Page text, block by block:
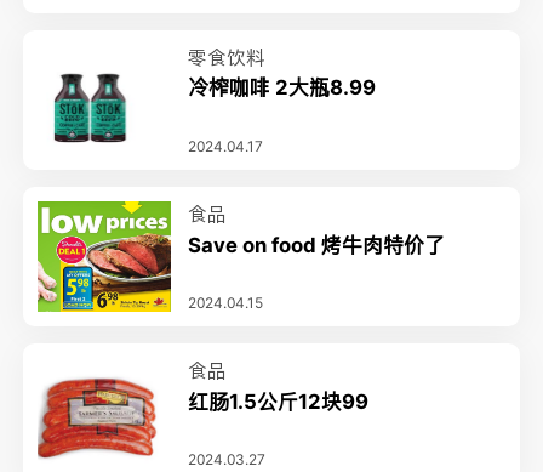
零食饮料
冷榨咖啡 2大瓶8.99
2024.04.17
食品
Save on food 烤牛肉特价了
2024.04.15
食品
红肠1.5公斤12块99
2024.03.27